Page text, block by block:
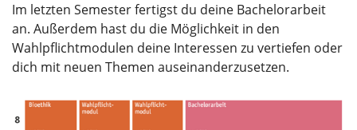
Im letzten Semester fertigst du deine Bachelorarbeit
an. Außerdem hast du die Möglichkeit in den
Wahlpflichtmodulen deine Interessen zu vertiefen oder
dich mit neuen Themen auseinanderzusetzen.